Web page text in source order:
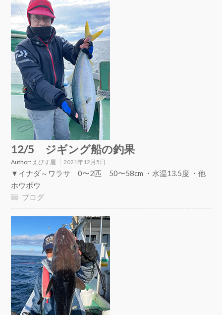
12/5 ジギング船の釣果
Author: えびす屋 2021年12月5日
▼イナダ～ワラサ 0〜2匹 50〜58cm ・水温13.5度 ・他
ホウボウ
ブログ